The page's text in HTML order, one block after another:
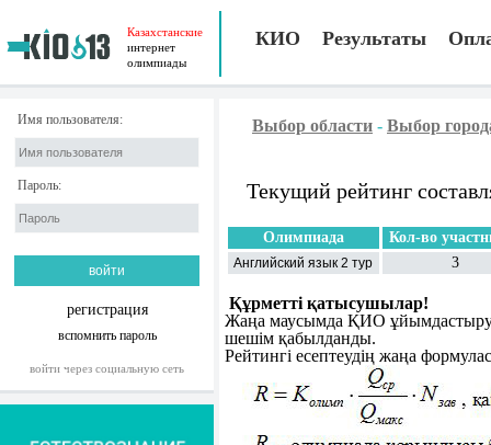
Казахстанские
интернет
олимпиады
КИО Результаты
Имя пользователя:
Пароль:
регистрация
вспомнить пароль
войти через социальную сеть
Выбор области - Выбор
Текущий рейтинг
Олимпиада Кол-во
Английский язык 2 тур 3
Құрметті қатысушылар!
Жаңа маусымда ҚИО ұйымдастыру
шешім қабылданды.
Рейтингі есептеудің жаңа